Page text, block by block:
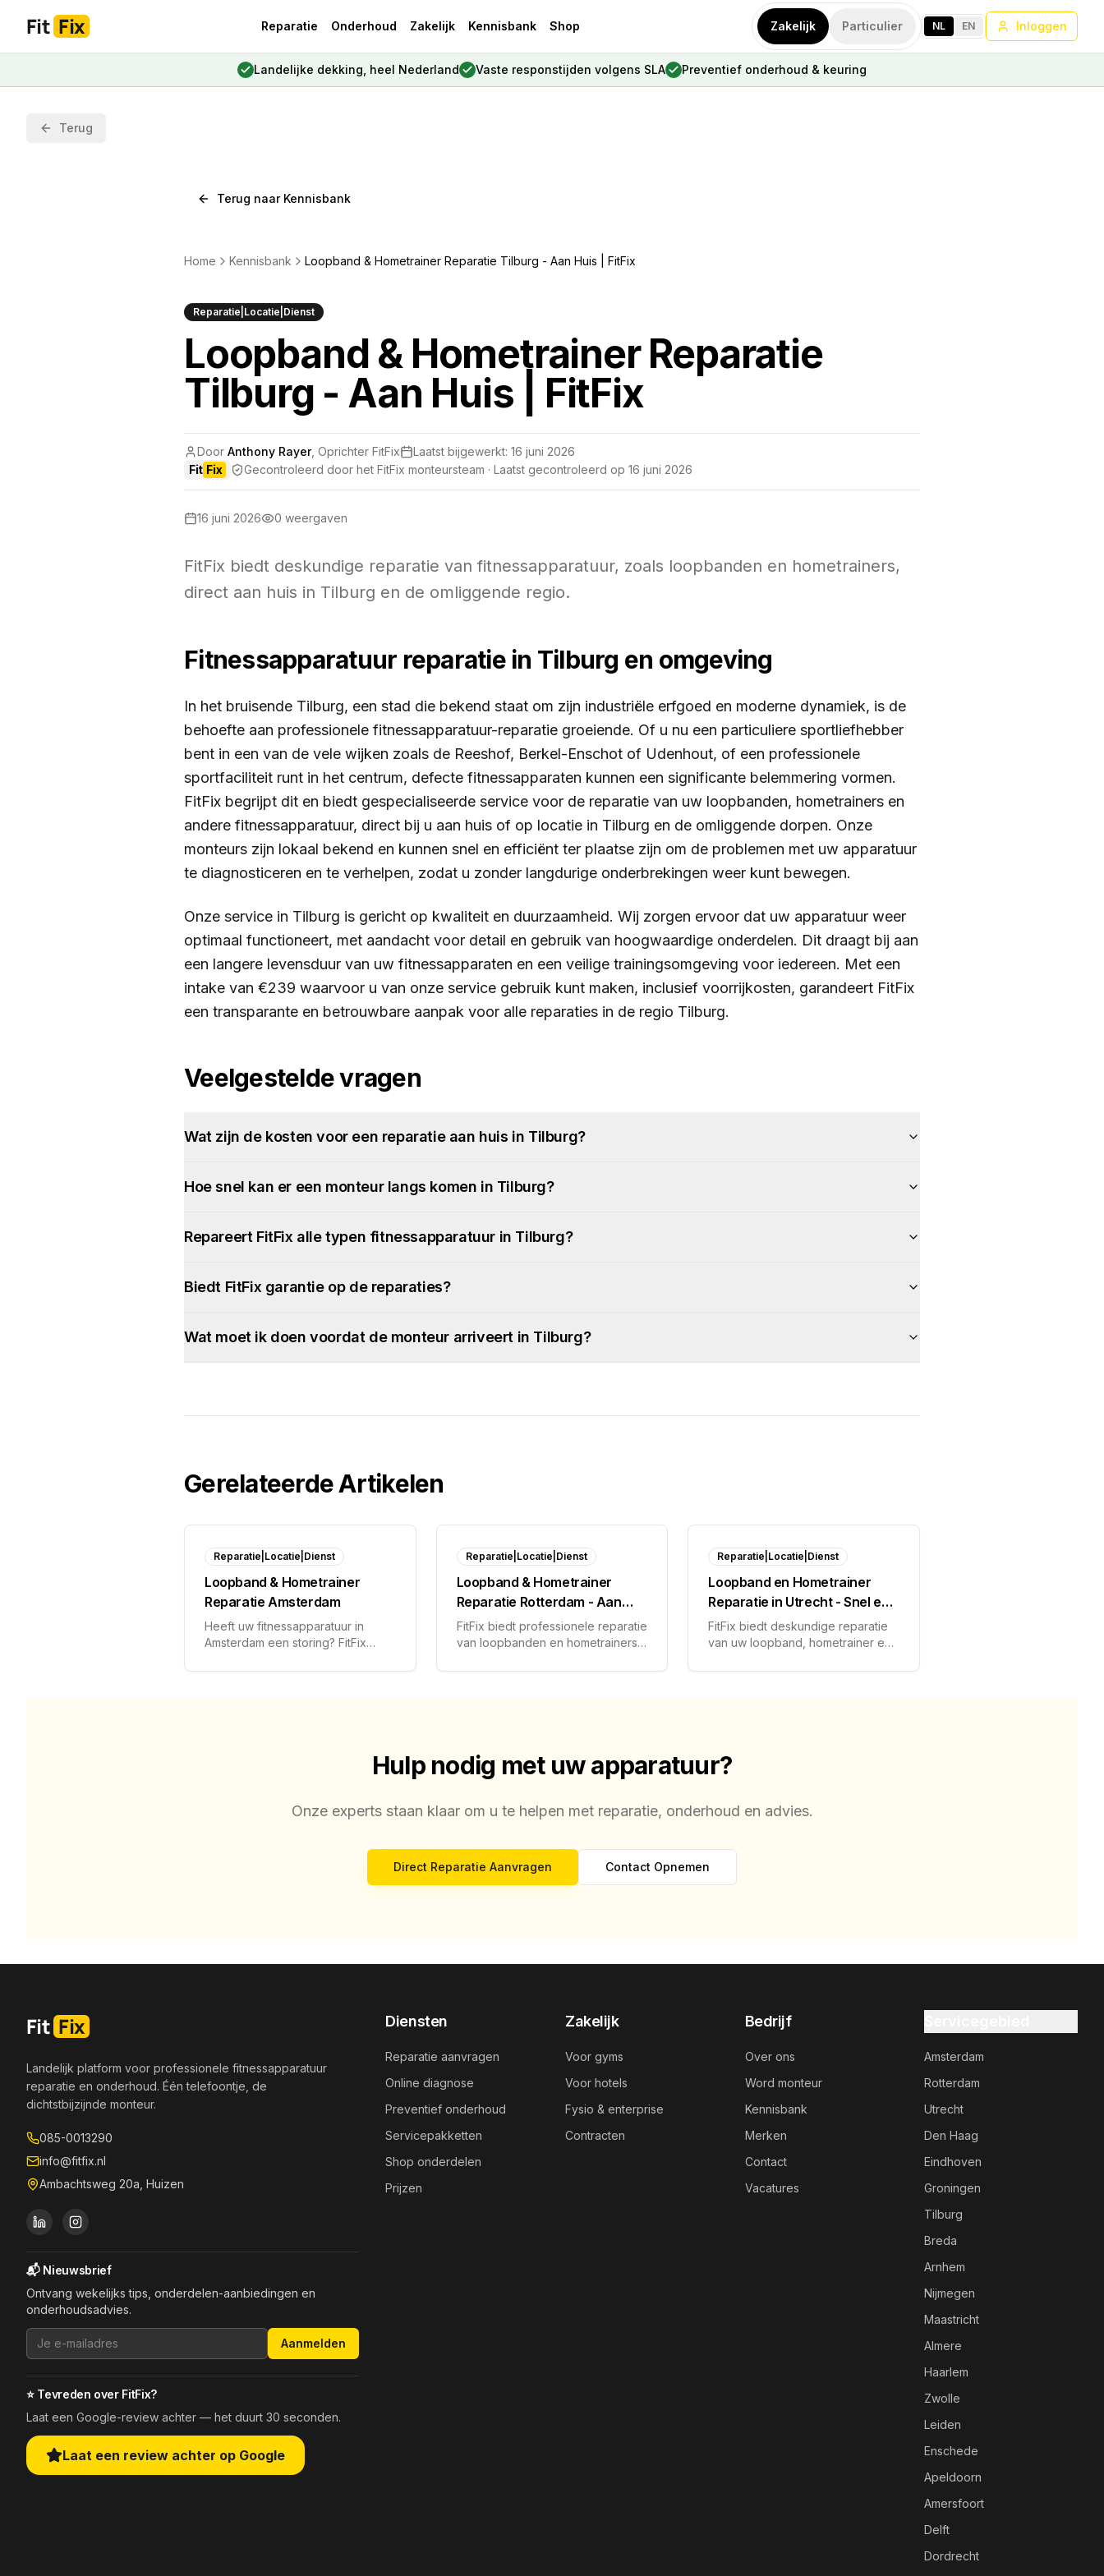
Fit Fix Reparatie Onderhoud Zakelijk Kennisbank Shop Zakelijk Particulier NL EN Inloggen
Landelijke dekking, heel Nederland Vaste responstijden volgens SLA Preventief onderhoud & keuring
Terug
Terug naar Kennisbank
Home Kennisbank Loopband & Hometrainer Reparatie Tilburg - Aan Huis | FitFix
Reparatie|Locatie|Dienst
Loopband & Hometrainer Reparatie
Tilburg - Aan Huis | FitFix
Door Anthony Rayer, Oprichter FitFix Laatst bijgewerkt: 16 juni 2026
Fit Fix Gecontroleerd door het FitFix monteursteam · Laatst gecontroleerd op 16 juni 2026
16 juni 2026 0 weergaven
FitFix biedt deskundige reparatie van fitnessapparatuur, zoals loopbanden en hometrainers,
direct aan huis in Tilburg en de omliggende regio.
Fitnessapparatuur reparatie in Tilburg en omgeving
In het bruisende Tilburg, een stad die bekend staat om zijn industriële erfgoed en moderne dynamiek, is de
behoefte aan professionele fitnessapparatuur-reparatie groeiende. Of u nu een particuliere sportliefhebber
bent in een van de vele wijken zoals de Reeshof, Berkel-Enschot of Udenhout, of een professionele
sportfaciliteit runt in het centrum, defecte fitnessapparaten kunnen een significante belemmering vormen.
FitFix begrijpt dit en biedt gespecialiseerde service voor de reparatie van uw loopbanden, hometrainers en
andere fitnessapparatuur, direct bij u aan huis of op locatie in Tilburg en de omliggende dorpen. Onze
monteurs zijn lokaal bekend en kunnen snel en efficiënt ter plaatse zijn om de problemen met uw apparatuur
te diagnosticeren en te verhelpen, zodat u zonder langdurige onderbrekingen weer kunt bewegen.
Onze service in Tilburg is gericht op kwaliteit en duurzaamheid. Wij zorgen ervoor dat uw apparatuur weer
optimaal functioneert, met aandacht voor detail en gebruik van hoogwaardige onderdelen. Dit draagt bij aan
een langere levensduur van uw fitnessapparaten en een veilige trainingsomgeving voor iedereen. Met een
intake van €239 waarvoor u van onze service gebruik kunt maken, inclusief voorrijkosten, garandeert FitFix
een transparante en betrouwbare aanpak voor alle reparaties in de regio Tilburg.
Veelgestelde vragen
Wat zijn de kosten voor een reparatie aan huis in Tilburg?
Hoe snel kan er een monteur langs komen in Tilburg?
Repareert FitFix alle typen fitnessapparatuur in Tilburg?
Biedt FitFix garantie op de reparaties?
Wat moet ik doen voordat de monteur arriveert in Tilburg?
Gerelateerde Artikelen
Reparatie|Locatie|Dienst
Loopband & Hometrainer
Reparatie Amsterdam
Heeft uw fitnessapparatuur in
Amsterdam een storing? FitFix
huis voor premium loopbanden,
Reparatie|Locatie|Dienst
Loopband & Hometrainer
Reparatie Rotterdam - Aan
Huis | FitFix
FitFix biedt professionele reparatie
van loopbanden en hometrainers
monteurs komen aan huis voor
Reparatie|Locatie|Dienst
Loopband en Hometrainer
Reparatie in Utrecht - Snel en
Professioneel
FitFix biedt deskundige reparatie
van uw loopband, hometrainer en
Utrecht en omgeving. Wij komen
Hulp nodig met uw apparatuur?
Onze experts staan klaar om u te helpen met reparatie, onderhoud en advies.
Direct Reparatie Aanvragen Contact Opnemen
Fit Fix
Landelijk platform voor professionele fitnessapparatuur
reparatie en onderhoud. Één telefoontje, de
dichtstbijzijnde monteur.
085-0013290
info@fitfix.nl
Ambachtsweg 20a, Huizen
📬 Nieuwsbrief
Ontvang wekelijks tips, onderdelen-aanbiedingen en
onderhoudsadvies.
Aanmelden
⭐ Tevreden over FitFix?
Laat een Google-review achter — het duurt 30 seconden.
Laat een review achter op Google
Diensten
Reparatie aanvragen
Online diagnose
Preventief onderhoud
Servicepakketten
Shop onderdelen
Prijzen
Zakelijk
Voor gyms
Voor hotels
Fysio & enterprise
Contracten
Bedrijf
Over ons
Word monteur
Kennisbank
Merken
Contact
Vacatures
Amsterdam
Rotterdam
Utrecht
Den Haag
Eindhoven
Groningen
Tilburg
Breda
Arnhem
Nijmegen
Maastricht
Almere
Haarlem
Zwolle
Leiden
Enschede
Apeldoorn
Amersfoort
Delft
Dordrecht